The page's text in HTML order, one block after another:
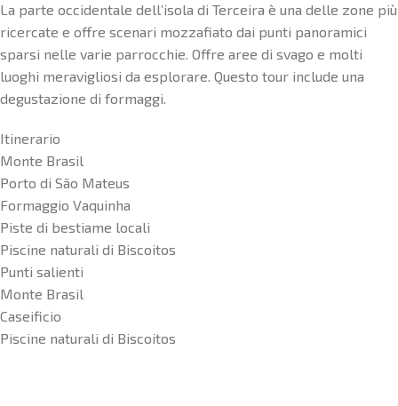
La parte occidentale dell’isola di Terceira è una delle zone più
ricercate e offre scenari mozzafiato dai punti panoramici
sparsi nelle varie parrocchie. Offre aree di svago e molti
luoghi meravigliosi da esplorare. Questo tour include una
degustazione di formaggi.
Itinerario
Monte Brasil
Porto di São Mateus
Formaggio Vaquinha
Piste di bestiame locali
Piscine naturali di Biscoitos
Punti salienti
Monte Brasil
Caseificio
Piscine naturali di Biscoitos